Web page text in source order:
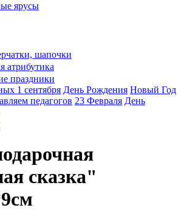
ярусы
шапочки
атрибутика
праздники
1 сентября День Рождения Новый Год
педагогов 23 Февраля День
сказка"